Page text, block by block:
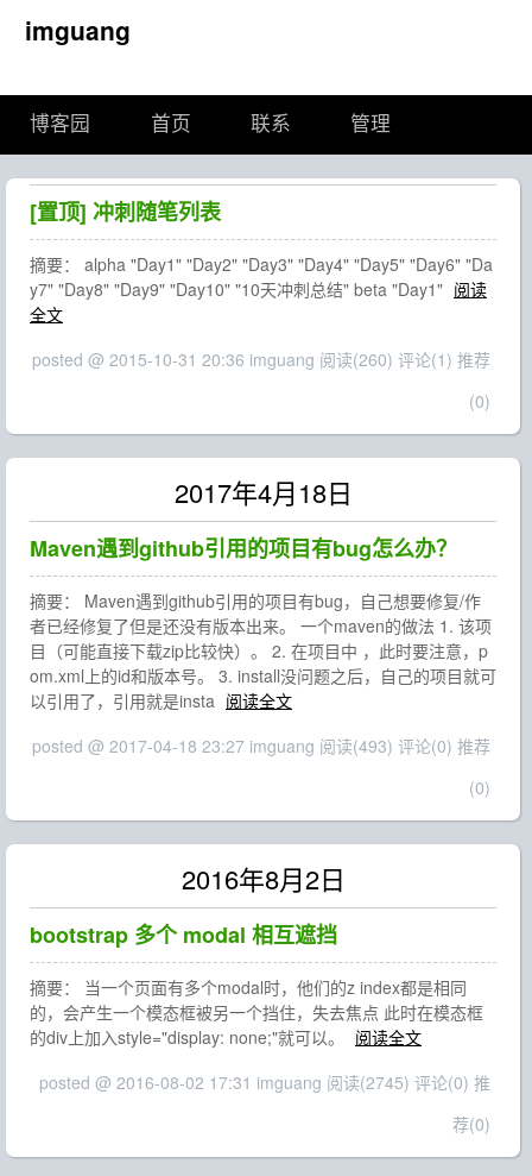
imguang
博客园 首页 联系 管理
[置顶] 冲刺随笔列表
摘要： alpha "Day1" "Day2" "Day3" "Day4" "Day5" "Day6" "Da
y7" "Day8" "Day9" "Day10" "10天冲刺总结" beta "Day1" 阅读
全文
posted @ 2015-10-31 20:36 imguang 阅读(260) 评论(1) 推荐
(0)
2017年4月18日
Maven遇到github引用的项目有bug怎么办？
摘要： Maven遇到github引用的项目有bug，自己想要修复/作
者已经修复了但是还没有版本出来。 一个maven的做法 1. 该项
目（可能直接下载zip比较快）。 2. 在项目中 ，此时要注意，p
om.xml上的id和版本号。 3. install没问题之后，自己的项目就可
以引用了，引用就是insta 阅读全文
posted @ 2017-04-18 23:27 imguang 阅读(493) 评论(0) 推荐
(0)
2016年8月2日
bootstrap 多个 modal 相互遮挡
摘要： 当一个页面有多个modal时，他们的z index都是相同
的，会产生一个模态框被另一个挡住，失去焦点 此时在模态框
的div上加入style="display: none;"就可以。
阅读全文
posted @ 2016-08-02 17:31 imguang 阅读(2745) 评论(0) 推
荐(0)